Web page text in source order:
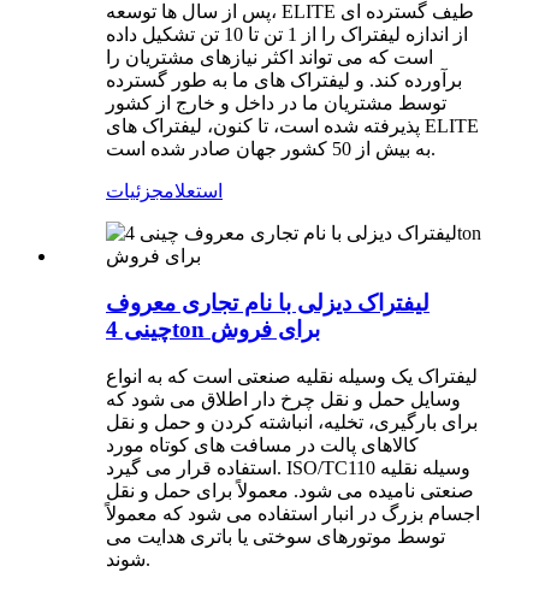
پس از سال ها توسعه، ELITE طیف گسترده ای
از اندازه لیفتراک را از 1 تن تا 10 تن تشکیل داده
است که می تواند اکثر نیازهای مشتریان را
برآورده کند. و لیفتراک های ما به طور گسترده
توسط مشتریان ما در داخل و خارج از کشور
پذیرفته شده است، تا کنون، لیفتراک های ELITE
به بیش از 50 کشور جهان صادر شده است.
استعلامجزئیات
لیفتراک دیزلی با نام تجاری معروف
چینی 4ton برای فروش
لیفتراک یک وسیله نقلیه صنعتی است که به انواع
وسایل حمل و نقل چرخ دار اطلاق می شود که
برای بارگیری، تخلیه، انباشته کردن و حمل و نقل
کالاهای پالت در مسافت های کوتاه مورد
استفاده قرار می گیرد. ISO/TC110 وسیله نقلیه
صنعتی نامیده می شود. معمولاً برای حمل و نقل
اجسام بزرگ در انبار استفاده می شود که معمولاً
توسط موتورهای سوختی یا باتری هدایت می
شوند.